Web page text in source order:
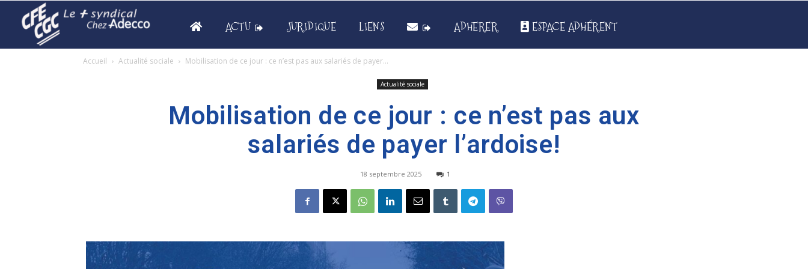
ACTU JURIDIQUE LIENS ADHERER ESPACE ADHÉRENT
Accueil Actualité sociale Mobilisation de ce jour : ce n’est pas aux salariés de payer...
Actualité sociale
Mobilisation de ce jour : ce n’est pas aux
salariés de payer l’ardoise!
18 septembre 2025 1